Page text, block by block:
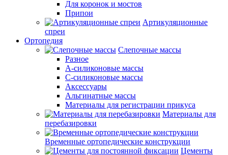
Для коронок и мостов
Припои
Артикуляционные
спреи
Ортопедия
Слепочные массы
Разное
А-силиконовые массы
С-силиконовые массы
Аксессуары
Альгинатные массы
Материалы для регистрации прикуса
Материалы для
перебазировки
Временные ортопедические конструкции
Цементы